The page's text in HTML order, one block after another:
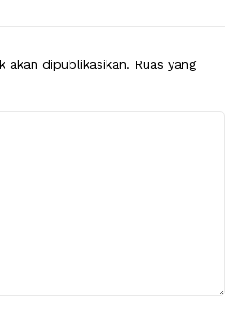
akan dipublikasikan. Ruas yang